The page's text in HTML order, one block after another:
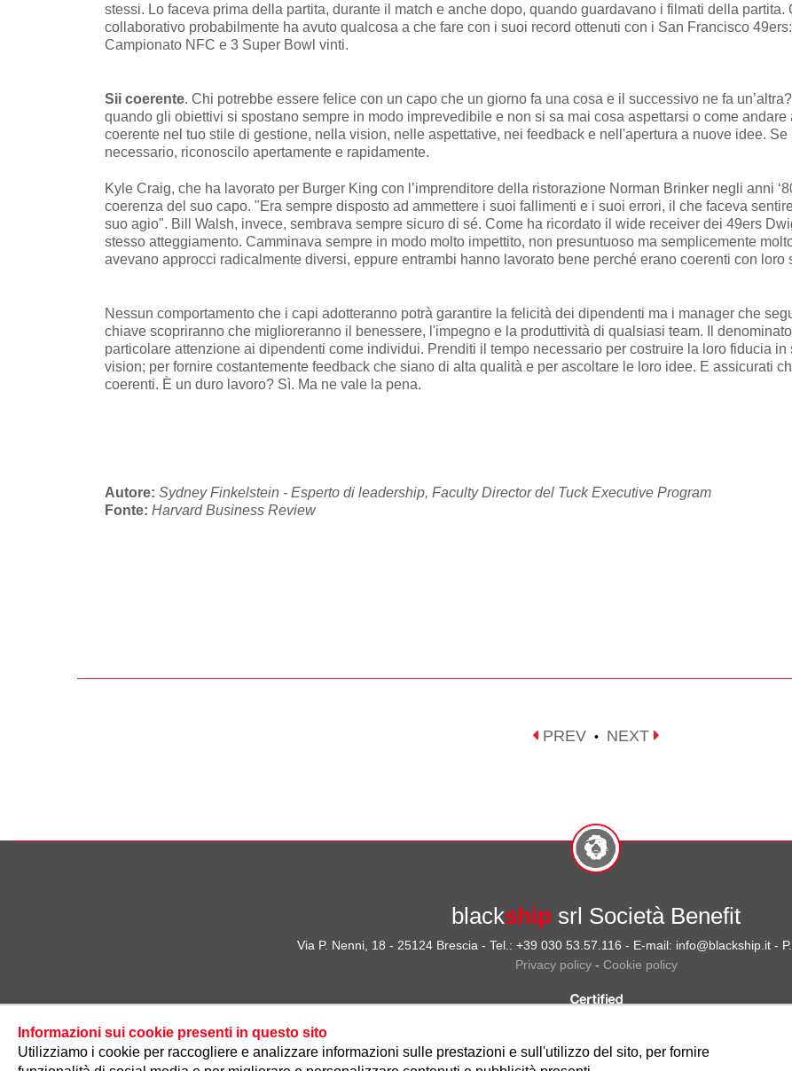
stessi. Lo faceva prima della partita, durante il match e anche dopo, quando guardavano i filmati della partita.
collaborativo probabilmente ha avuto qualcosa a che fare con i suoi record ottenuti con i San Francisco
Campionato NFC e 3 Super Bowl vinti.
Sii coerente. Chi potrebbe essere felice con un capo che un giorno fa una cosa e il successivo ne fa
quando gli obiettivi si spostano sempre in modo imprevedibile e non si sa mai cosa aspettarsi o come
coerente nel tuo stile di gestione, nella vision, nelle aspettative, nei feedback e nell'apertura a nuove idee.
necessario, riconoscilo apertamente e rapidamente.
Kyle Craig, che ha lavorato per Burger King con l’imprenditore della ristorazione Norman Brinker negli anni
coerenza del suo capo. "Era sempre disposto ad ammettere i suoi fallimenti e i suoi errori, il che faceva
suo agio". Bill Walsh, invece, sembrava sempre sicuro di sé. Come ha ricordato il wide receiver dei 49ers
stesso atteggiamento. Camminava sempre in modo molto impettito, non presuntuoso ma semplicemente
avevano approcci radicalmente diversi, eppure entrambi hanno lavorato bene perché erano coerenti con loro
Nessun comportamento che i capi adotteranno potrà garantire la felicità dei dipendenti ma i manager che
chiave scopriranno che miglioreranno il benessere, l'impegno e la produttività di qualsiasi team. Il
particolare attenzione ai dipendenti come individui. Prenditi il tempo necessario per costruire la loro fiducia in
vision; per fornire costantemente feedback che siano di alta qualità e per ascoltare le loro idee. E assicurati
coerenti. È un duro lavoro? Sì. Ma ne vale la pena.
Autore: Sydney Finkelstein - Esperto di leadership, Faculty Director del Tuck Executive Program
Fonte: Harvard Business Review
PREV • NEXT
blackship srl Società Benefit
Via P. Nenni, 18 - 25124 Brescia - Tel.: +39 030 53.57.116 - E-mail: info@blackship.it -
Privacy policy- Cookie policy
Informazioni sui cookie presenti in questo sito
Utilizziamo i cookie per raccogliere e analizzare informazioni sulle prestazioni e sull'utilizzo del sito, per fornire